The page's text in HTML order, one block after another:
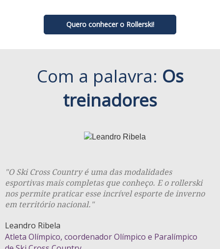
Quero conhecer o Rollerski!
Com a palavra: Os
treinadores
"O Ski Cross Country é uma das modalidades
esportivas mais completas que conheço. E o rollerski
nos permite praticar esse incrível esporte de inverno
em território nacional."
Leandro Ribela
Atleta Olímpico, coordenador Olímpico e Paralímpico